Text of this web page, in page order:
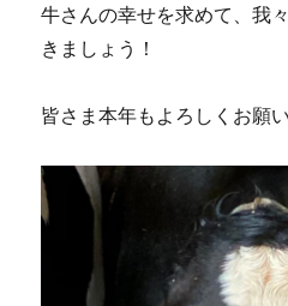
牛さんの幸せを求めて、我
きましょう！
皆さま本年もよろしくお